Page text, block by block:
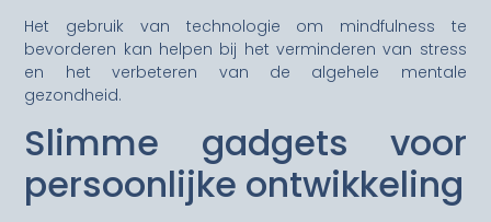
Het gebruik van technologie om mindfulness te
bevorderen kan helpen bij het verminderen van stress
en het verbeteren van de algehele mentale
gezondheid.
Slimme gadgets voor
persoonlijke ontwikkeling